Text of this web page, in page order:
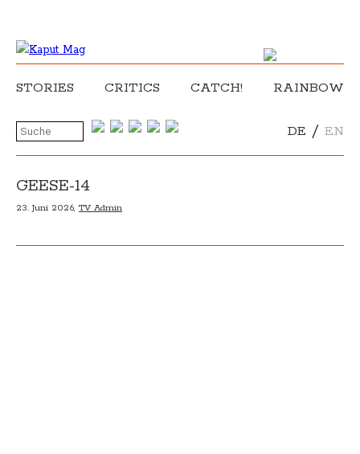
STORIES CRITICS CATCH! RAINBOW
DE / EN
GEESE-14
23. Juni 2026, TV Admin